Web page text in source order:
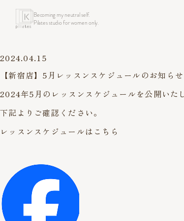
Becoming my neutral self.
Pilates studio for women only.
2024.04.15
【新宿店】5月レッスンスケジュールのお知ら
2024年5月のレッスンスケジュールを公開いた
下記よりご確認ください。
レッスンスケジュールはこちら